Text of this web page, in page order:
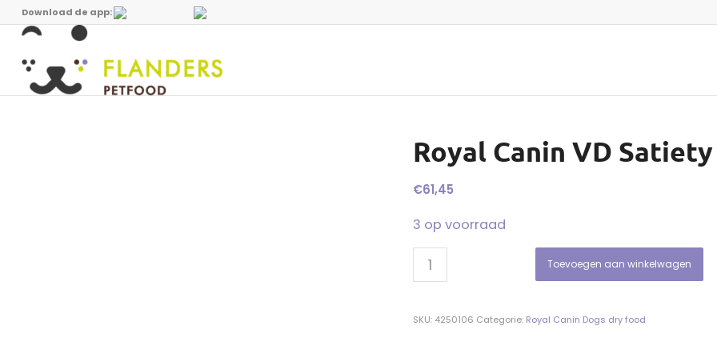
Download de app:
Royal Canin VD
€61,45
3 op voorraad
Toevoegen aan winkelwagen
SKU: 4250106 Categorie: Royal Canin Dogs dry food